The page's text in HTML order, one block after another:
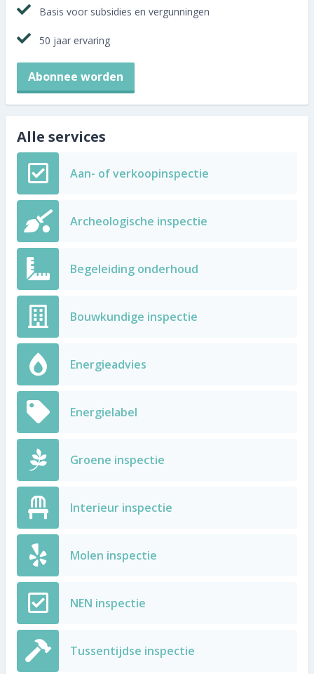
Basis voor subsidies en vergunningen
50 jaar ervaring
Abonnee worden
Alle services
Aan- of verkoopinspectie
Archeologische inspectie
Begeleiding onderhoud
Bouwkundige inspectie
Energieadvies
Energielabel
Groene inspectie
Interieur inspectie
Molen inspectie
NEN inspectie
Tussentijdse inspectie